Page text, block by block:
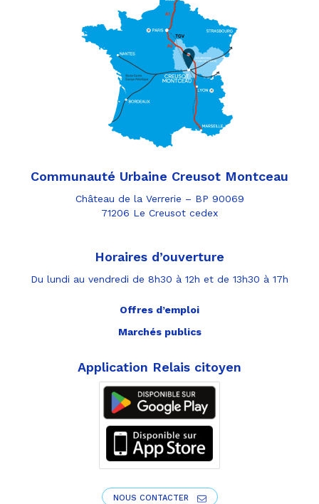
Communauté Urbaine Creusot Montceau
Château de la Verrerie – BP 90069
71206 Le Creusot cedex
Horaires d’ouverture
Du lundi au vendredi de 8h30 à 12h et de 13h30 à 17h
Offres d’emploi
Marchés publics
Application Relais citoyen
NOUS CONTACTER